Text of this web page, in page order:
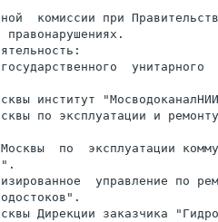
комиссии при
унитарного
институт
по эксплуатации и
по  эксплуатации
управление по
Дирекции заказчика